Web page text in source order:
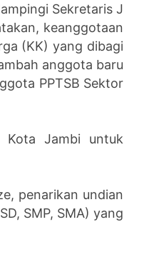
Sekretaris J
keanggotaan
(KK) yang dibagi
anggota baru
PPTSB Sektor
Kota Jambi untuk
penarikan undian
SMP, SMA) yang